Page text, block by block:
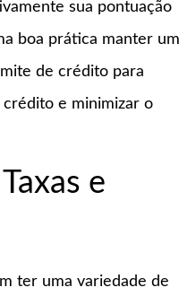
sua pontuação
boa prática manter um
de crédito para
e minimizar o
e
ter uma variedade de